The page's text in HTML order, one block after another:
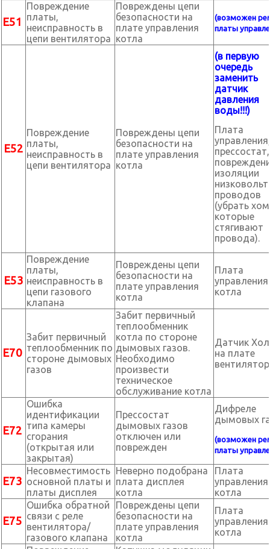
Е51
Повреждение
платы,
неисправность в
цепи вентилятора
Повреждены цепи
безопасности на
плате управления
котла
(возможен
платы
Е52
Повреждение
платы,
неисправность в
цепи вентилятора
Повреждены цепи
безопасности на
плате управления
котла
(в первую
очередь
заменить
датчик
давления
воды!!!)
Плата
управления,
прессостат,
изоляции
проводов
(убрать
которые
стягивают
провода).
Е53
Повреждение
платы,
неисправность в
цепи газового
клапана
Повреждены цепи
безопасности на
плате управления
котла
Плата
управления
котла
Е70
Забит первичный
теплообменник по
стороне дымовых
газов
Забит первичный
теплообменник
котла по стороне
дымовых газов.
Необходимо
произвести
техническое
обслуживание котла
Датчик
на плате
Е72
Ошибка
идентификации
типа камеры
сгорания
(открытая или
закрытая)
Прессостат
дымовых газов
отключен или
поврежден
Дифреле
дымовых
(возможен
платы
Е73
Несовместимость
основной платы и
платы дисплея
Неверно подобрана
плата дисплея
котла
Плата
управления
котла
Е75
Ошибка обратной
связи с реле
вентилятора/
газового клапана
Повреждены цепи
безопасности на
плате управления
котла
Плата
управления
котла